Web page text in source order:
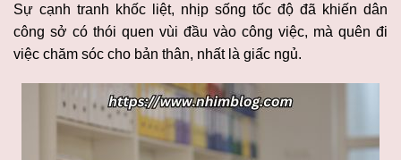
Sự cạnh tranh khốc liệt, nhịp sống tốc độ đã khiến dân
công sở có thói quen vùi đầu vào công việc, mà quên đi
việc chăm sóc cho bản thân, nhất là giấc ngủ.